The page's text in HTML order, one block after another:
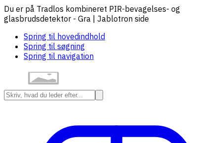
Du er på Tradlos kombineret PIR-bevagelses- og
glasbrudsdetektor - Gra | Jablotron side
Spring til hovedindhold
Spring til søgning
Spring til navigation